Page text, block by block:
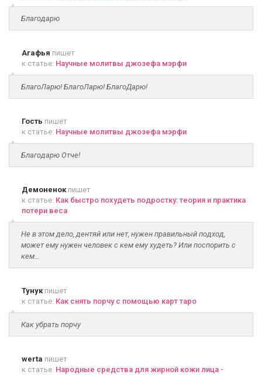
Благодарю
Агафья пишет
к статье: Научные молитвы джозефа мэрфи
БлагоЛарю! БлагоЛарю! БлагоДарю!
Гость пишет
к статье: Научные молитвы джозефа мэрфи
Благодарю Отче!
Демоненокпишет
к статье: Как быстро похудеть подростку: теория и практика
потери веса
Не в этом дело, дентяй или нет, нужен правильный подход,
может ему нужен человек с кем ему худеть? Или поспорить с
кем...
Тунукпишет
к статье: Как снять порчу с помощью карт таро
Как убрать порчу
werta пишет
к статье: Народные средства для жирной кожи лица -